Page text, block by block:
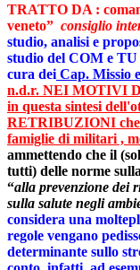
TRATTO DA :
veneto” consiglio
studio, analisi e
studio del COM e
cura dei Cap. Missio
n.d.r. NEI MOTIVI
in questa sintesi
RETRIBUZIONI che
famiglie di militari ,
ammettendo che il
tutti) delle norme
“alla prevenzione dei
sulla salute negli
considera una
regole vengano
determinante sullo